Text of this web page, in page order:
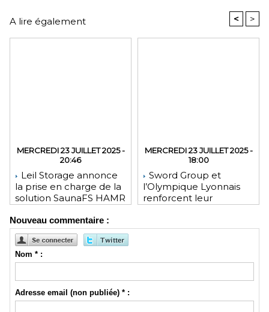
A lire également < >
MERCREDI 23 JUILLET 2025 -
20:46
Leil Storage annonce
la prise en charge de la
solution SaunaFS HAMR
stockage accrue lors
des déploiements sur
site
MERCREDI 23 JUILLET 2025 -
18:00
Sword Group et
l’Olympique Lyonnais
renforcent leur
Nouveau commentaire :
Nom * :
Adresse email (non publiée) * :